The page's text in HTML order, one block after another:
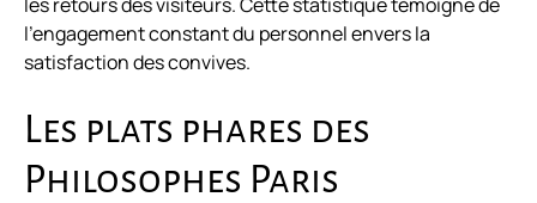
les retours des visiteurs. Cette statistique témoigne de
l’engagement constant du personnel envers la
satisfaction des convives.
Les plats phares des
Philosophes Paris